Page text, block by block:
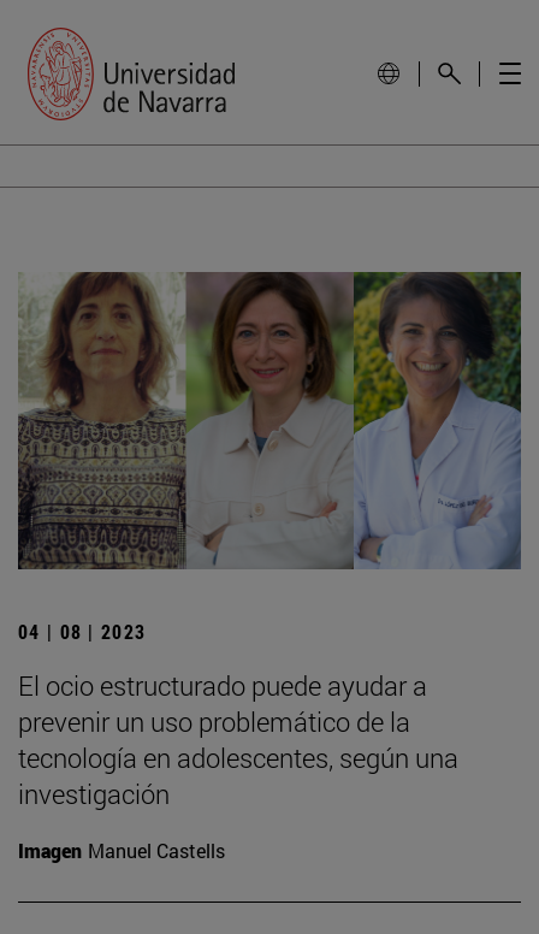
04 | 08 | 2023
El ocio estructurado puede ayudar a
prevenir un uso problemático de la
tecnología en adolescentes, según una
investigación
Imagen Manuel Castells